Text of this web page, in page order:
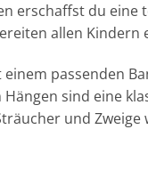
erschaffst du eine
allen Kindern
einem passenden
Hängen sind eine
und